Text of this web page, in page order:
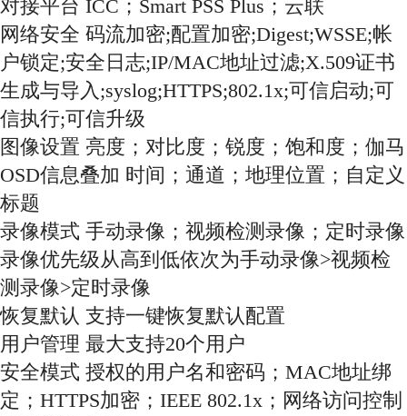
对接平台 ICC；Smart PSS Plus；云联
网络安全 码流加密;配置加密;Digest;WSSE;帐
户锁定;安全日志;IP/MAC地址过滤;X.509证书
生成与导入;syslog;HTTPS;802.1x;可信启动;可
信执行;可信升级
图像设置 亮度；对比度；锐度；饱和度；伽马
OSD信息叠加 时间；通道；地理位置；自定义
标题
录像模式 手动录像；视频检测录像；定时录像
录像优先级从高到低依次为手动录像>视频检
测录像>定时录像
恢复默认 支持一键恢复默认配置
用户管理 最大支持20个用户
安全模式 授权的用户名和密码；MAC地址绑
定；HTTPS加密；IEEE 802.1x；网络访问控制